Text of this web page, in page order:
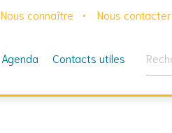
Nous connaître Nous contacter
Agenda Contacts utiles